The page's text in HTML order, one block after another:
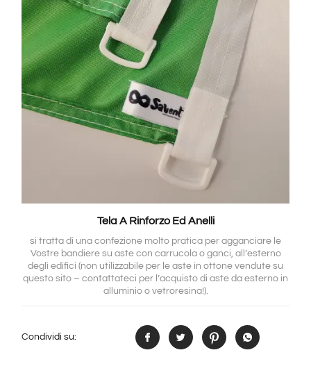
Tela A Rinforzo Ed Anelli
si tratta di una confezione molto pratica per agganciare le
Vostre bandiere su aste con carrucola o ganci, all’esterno
degli edifici (non utilizzabile per le aste in ottone vendute su
questo sito – contattateci per l’acquisto di aste da esterno in
alluminio o vetroresina!).
Condividi su: